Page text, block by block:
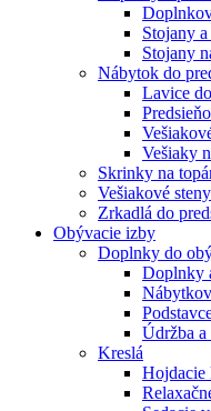
Stojany
Stojany
Nábytok do
Lavice
Vešiaky
Skrinky na
Vešiakové
Zrkadlá do
Obývacie izby
Doplnky do
Doplnky
Údržba
Kreslá
Hojdacie